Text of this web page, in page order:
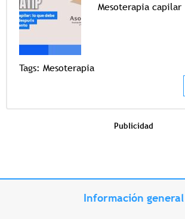
Mesoterapia capilar
Tags: Mesoterapia
Publicidad
Información general